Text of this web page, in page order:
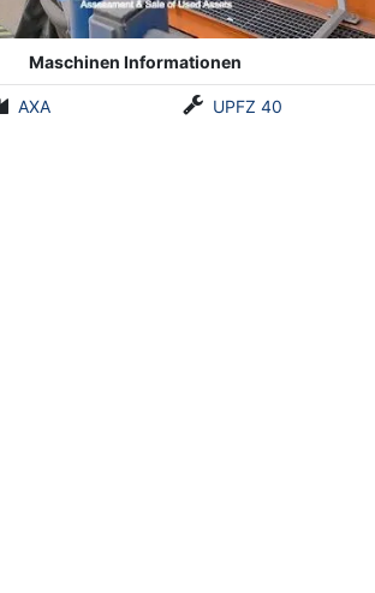
Maschinen Informationen
AXA UPFZ 40